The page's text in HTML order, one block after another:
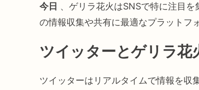
今日 、ゲリラ花火はSNSで特に注目を
の情報収集や共有に最適なプラットフ
ツイッターとゲリラ花
ツイッターはリアルタイムで情報を収